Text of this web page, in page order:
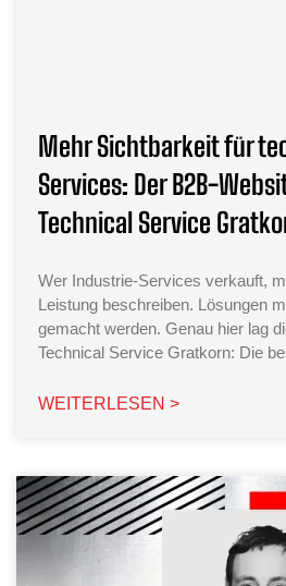
Mehr Sichtbarkeit für
Services: Der B2B-
Technical Service
Wer Industrie-Services verkauft,
Leistung beschreiben. Lösungen
gemacht werden. Genau hier lag
Technical Service Gratkorn: Die
WEITERLESEN >